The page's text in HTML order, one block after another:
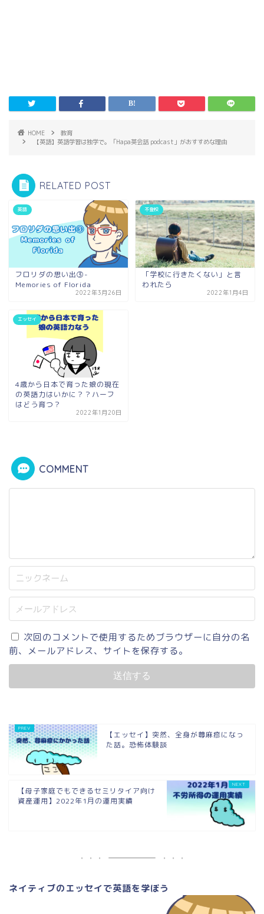
HOME
教育
【英語】英語学習は独学で。「Hapa英会話 podcast」がおすすめな理由
RELATED POST
英語
フロリダの思い出③-
Memories of Florida
2022年3月26日
不登校
「学校に行きたくない」と言
われたら
2022年1月4日
エッセイ
4歳から日本で育った娘の現在
の英語力はいかに？？ハーフ
はどう育つ？
2022年1月20日
COMMENT
次回のコメントで使用するためブラウザーに自分の名
前、メールアドレス、サイトを保存する。
【エッセイ】突然、全身が蕁麻疹になっ
た話。恐怖体験談
【母子家庭でもできるセミリタイア向け
資産運用】2022年1月の運用実績
ネイティブのエッセイで英語を学ぼう